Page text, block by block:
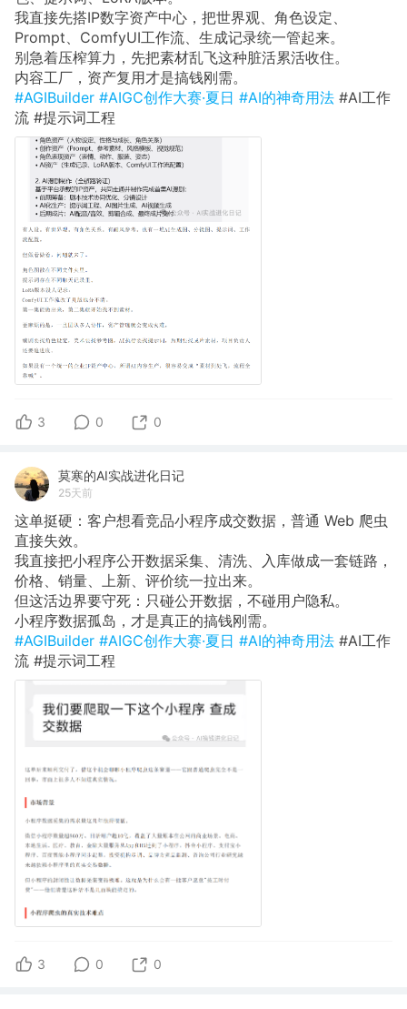
我直接先搭IP数字资产中心，把世界观、角色设定、
Prompt、ComfyUI工作流、生成记录统一管起来。
别急着压榨算力，先把素材乱飞这种脏活累活收住。
内容工厂，资产复用才是搞钱刚需。
#AGIBuilder #AIGC创作大赛·夏日 #AI的神奇用法 #AI工作
流 #提示词工程
3 0 0
莫寒的AI实战进化日记
25天前
这单挺硬：客户想看竞品小程序成交数据，普通 Web 爬虫
直接失效。
我直接把小程序公开数据采集、清洗、入库做成一套链路，
价格、销量、上新、评价统一拉出来。
但这活边界要守死：只碰公开数据，不碰用户隐私。
小程序数据孤岛，才是真正的搞钱刚需。
#AGIBuilder #AIGC创作大赛·夏日 #AI的神奇用法 #AI工作
流 #提示词工程
3 0 0